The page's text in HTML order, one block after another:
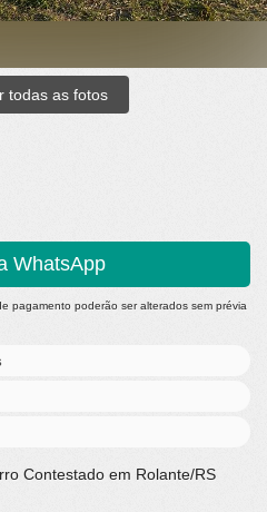
todas as fotos
WhatsApp
pagamento poderão ser alterados sem prévia
Contestado em Rolante/RS